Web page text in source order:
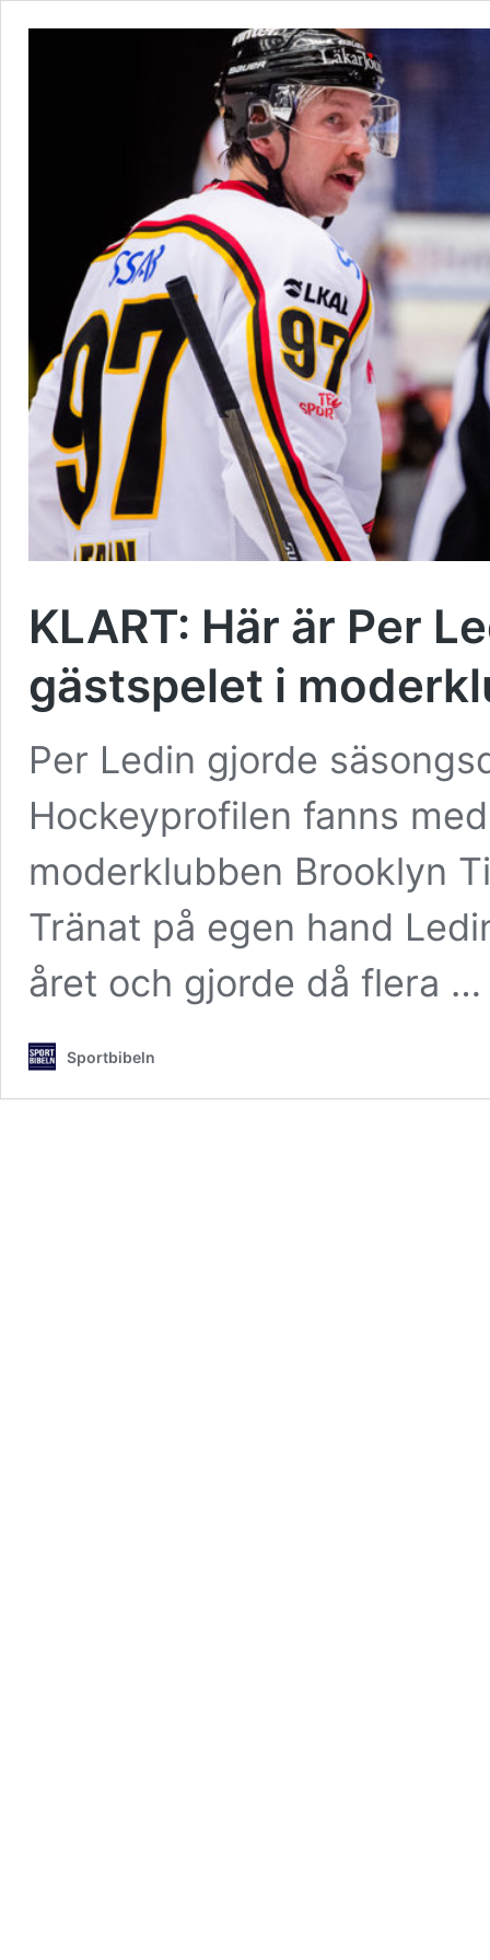
KLART: Här är Per
gästspelet i
Per Ledin gjorde
Hockeyprofilen fanns
moderklubben Brooklyn
Tränat på egen hand
året och gjorde då flera
Sportbibeln